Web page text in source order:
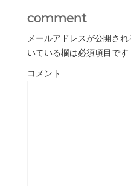
comment
メールアドレスが公開され
いている欄は必須項目です
コメント